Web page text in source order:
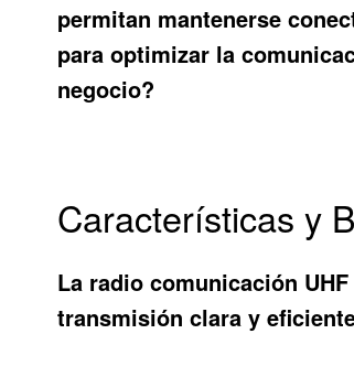
permitan mantenerse
para optimizar la
negocio?
Características y
La radio comunicación
transmisión clara y